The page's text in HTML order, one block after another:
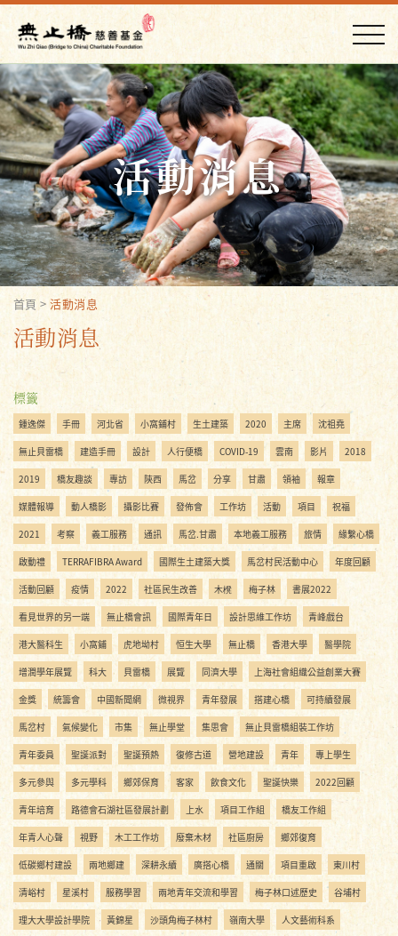
活動消息
首頁 >活動消息
活動消息
標籤
鍾逸傑 手冊 河北省 小窩鋪村 生土建築 2020 主席 沈祖堯
無止貝雷橋 建造手冊 設計 人行便橋 COVID-19 雲南 影片 2018
2019 橋友趣談 專訪 陝西 馬岔 分享 甘肅 領袖 報章
媒體報導 動人橋影 攝影比賽 發佈會 工作坊 活動 項目 祝福
2021 考察 義工服務 通訊 馬岔.甘肅 本地義工服務 旅情 緣繫心橋
啟動禮 TERRAFIBRA Award 國際生土建築大獎 馬岔村民活動中心 年度回顧
活動回顧 疫情 2022 社區民生改善 木櫈 梅子林 書展2022
看見世界的另一端 無止橋會訊 國際青年日 設計思維工作坊 青峰戲台
港大醫科生 小窩鋪 虎地坳村 恒生大學 無止橋 香港大學 醫學院
增潤學年展覽 科大 貝雷橋 展覽 同濟大學 上海社會組織公益創業大賽
金獎 統籌會 中國新聞網 微視界 青年發展 搭建心橋 可持續發展
馬岔村 氣候變化 市集 無止學堂 集思會 無止貝雷橋組裝工作坊
青年委員 聖誕派對 聖誕預熱 復修古道 營地建設 青年 專上學生
多元參與 多元學科 鄉郊保育 客家 飲食文化 聖誕快樂 2022回顧
青年培育 路德會石湖社區發展計劃 上水 項目工作組 橋友工作組
年青人心聲 視野 木工工作坊 廢棄木材 社區廚房 鄉郊復育
低碳鄉村建設 兩地鄉建 深耕永續 廣搭心橋 通關 項目重啟 東川村
清峪村 星溪村 服務學習 兩地青年交流和學習 梅子林口述歷史 谷埔村
理大大學設計學院 黃錦星 沙頭角梅子林村 嶺南大學 人文藝術科系